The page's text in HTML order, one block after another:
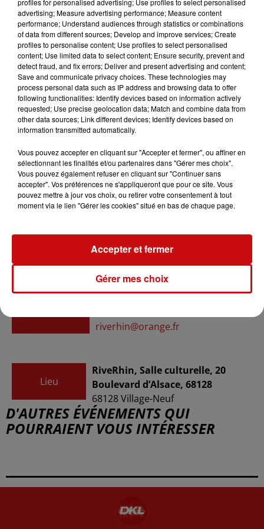
Venez partager un grand Moment de complicité et de
rire avec ce duo surprenant, attachant, taquin, véloce. Et
qui ne ressemble à aucun autre !
Ajouter à votre calendrier
Date
du5 mai 2023 à 20h30
au5 mai 2023 à 22h00
Tarif
18€/16€/5€
Le RiveRhin de Village-Neuf
riverhin@orange.fr
Lieu
RiveRhin, Salle culturelle, 20
Boulevard d’Alsace, 68128
68128Village-Neuf
D'AUTRES ÉVÉNEMENTS QUI
POURRAIENT VOUS INTÉRESSER
advertising; Measure advertising performance; Measure content
performance; Understand audiences through statistics or combinations
of data from different sources; Develop and improve services; Create
profiles to personalise content; Use profiles to select personalised
content; Use limited data to select content; Ensure security, prevent and
detect fraud, and fix errors; Deliver and present advertising and content;
Save and communicate privacy choices. These technologies may
process personal data such as IP address and browsing data to offer
following functionalities: Identify devices based on information actively
requested; Use precise geolocation data; Match and combine data from
other data sources; Link different devices; Identify devices based on
information transmitted automatically.
Vous pouvez accepter en cliquant sur "Accepter et fermer", ou affiner en
sélectionnant les finalités et/ou partenaires dans "Gérer mes choix".
Vous pouvez également refuser en cliquant sur "Continuer sans
accepter". Vos préférences ne s'appliqueront que pour ce site. Vous
pouvez mettre à jour vos choix, ou retirer votre consentement à tout
moment via le lien "Gérer les cookies" situé en bas de chaque page.
Gérer mes choix
Accepter et fermer